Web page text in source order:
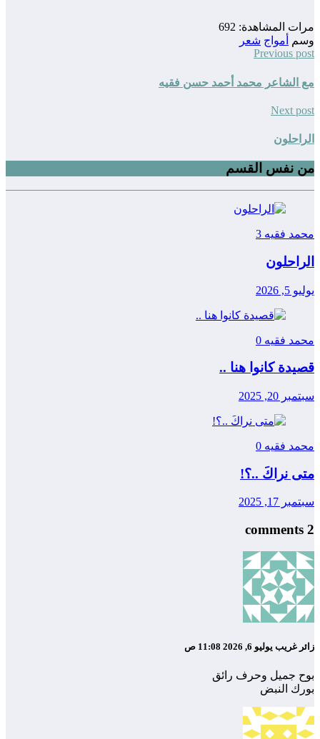
مرات المشاهدة: 692
وسم
أمواج شعر
Previous post
مع الشاعر محمد أحمد حسن فقيه
Next post
الراحلون
من نفس القسم
محمد فقيه 3
الراحلون
يوليو 5, 2026
محمد فقيه 0
قصيدة كانوا هنا ..
سبتمبر 20, 2025
محمد فقيه 0
متى نراكَ ..؟!
سبتمبر 17, 2025
2 comments
زائر غريب يوليو 6, 2026 11:08 ص
بوح جميل وحرف رائق
بورك النبض